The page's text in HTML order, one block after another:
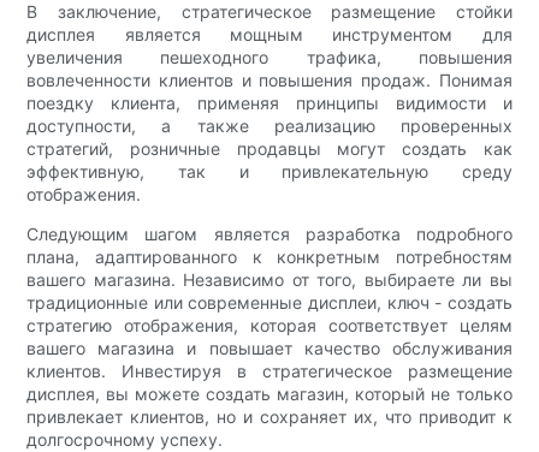
В заключение, стратегическое размещение стойки
дисплея является мощным инструментом для
увеличения пешеходного трафика, повышения
вовлеченности клиентов и повышения продаж. Понимая
поездку клиента, применяя принципы видимости и
доступности, а также реализацию проверенных
стратегий, розничные продавцы могут создать как
эффективную, так и привлекательную среду
отображения.
Следующим шагом является разработка подробного
плана, адаптированного к конкретным потребностям
вашего магазина. Независимо от того, выбираете ли вы
традиционные или современные дисплеи, ключ - создать
стратегию отображения, которая соответствует целям
вашего магазина и повышает качество обслуживания
клиентов. Инвестируя в стратегическое размещение
дисплея, вы можете создать магазин, который не только
привлекает клиентов, но и сохраняет их, что приводит к
долгосрочному успеху.